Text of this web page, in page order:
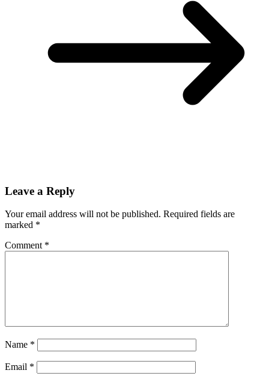
Leave a Reply
Your email address will not be published. Required fields are
marked *
Comment *
Name *
Email *